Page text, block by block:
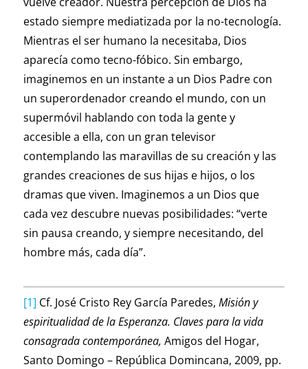
estado siempre mediatizada por la no-tecnología.
Mientras el ser humano la necesitaba, Dios
aparecía como tecno-fóbico. Sin embargo,
imaginemos en un instante a un Dios Padre con
un superordenador creando el mundo, con un
supermóvil hablando con toda la gente y
accesible a ella, con un gran televisor
contemplando las maravillas de su creación y las
grandes creaciones de sus hijas e hijos, o los
dramas que viven. Imaginemos a un Dios que
cada vez descubre nuevas posibilidades: “verte
sin pausa creando, y siempre necesitando, del
hombre más, cada día”.
[1] Cf. José Cristo Rey García Paredes, Misión y
espiritualidad de la Esperanza. Claves para la vida
consagrada contemporánea, Amigos del Hogar,
Santo Domingo – República Domincana, 2009, pp.